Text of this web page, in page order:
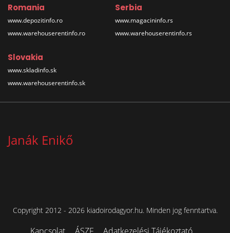
Romania
www.depozitinfo.ro
www.warehouserentinfo.ro
Serbia
www.magacininfo.rs
www.warehouserentinfo.rs
Slovakia
www.skladinfo.sk
www.warehouserentinfo.sk
Janák Enikő
Copyright 2012 - 2026 kiadoirodagyor.hu. Minden jog fenntartva.